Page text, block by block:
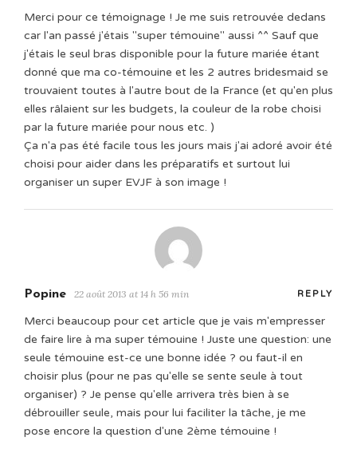
Merci pour ce témoignage ! Je me suis retrouvée dedans
car l'an passé j'étais "super témouine" aussi ^^ Sauf que
j'étais le seul bras disponible pour la future mariée étant
donné que ma co-témouine et les 2 autres bridesmaid se
trouvaient toutes à l'autre bout de la France (et qu'en plus
elles râlaient sur les budgets, la couleur de la robe choisi
par la future mariée pour nous etc. )
Ça n'a pas été facile tous les jours mais j'ai adoré avoir été
choisi pour aider dans les préparatifs et surtout lui
organiser un super EVJF à son image !
Popine 22 août 2013 at 14 h 56 min REPLY
Merci beaucoup pour cet article que je vais m'empresser
de faire lire à ma super témouine ! Juste une question: une
seule témouine est-ce une bonne idée ? ou faut-il en
choisir plus (pour ne pas qu'elle se sente seule à tout
organiser) ? Je pense qu'elle arrivera très bien à se
débrouiller seule, mais pour lui faciliter la tâche, je me
pose encore la question d'une 2ème témouine !